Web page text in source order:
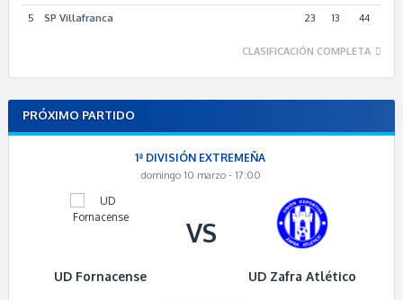
5 SP Villafranca 23 13 44
CLASIFICACIÓN COMPLETA
PRÓXIMO PARTIDO
1ª DIVISIÓN EXTREMEÑA
domingo 10 marzo - 17:00
UD Fornacense
VS
UD Zafra Atlético